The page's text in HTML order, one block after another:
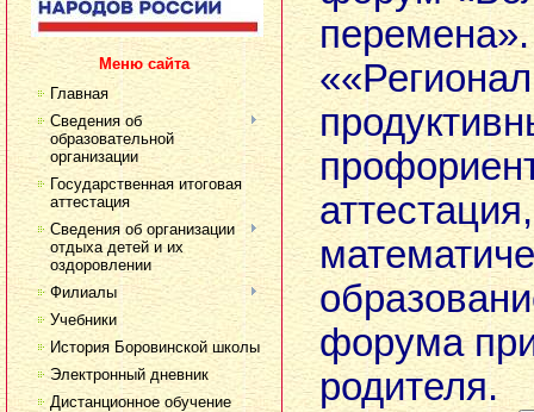
Меню сайта
Главная
Сведения об
образовательной
организации
Государственная итоговая
аттестация
Сведения об организации
отдыха детей и их
оздоровлении
Филиалы
Учебники
История Боровинской школы
Электронный дневник
Дистанционное обучение
форума
родителя.